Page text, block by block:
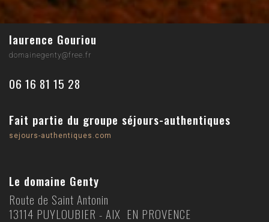
laurence Gouriou
domainegenty@free.fr
06 16 81 15 28
Fait partie du groupe séjours-authentiques
sejours-authentiques.com
Le domaine Genty
Route de Saint Antonin
13114 PUYLOUBIER - AIX EN PROVENCE